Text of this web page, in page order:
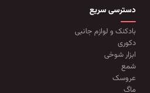
دسترسی سریع
بادکنک و لوازم جانبی
دکوری
ابزار شوخی
شمع
عروسک
ماگ